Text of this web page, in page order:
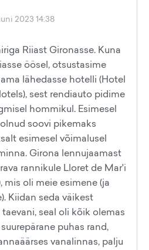
2023 14:38
Riiast Gironasse. Kuna
öösel, otsustasime
lähedasse hotelli (Hotel
sest rendiauto pidime
hommikul. Esimesel
soovi pikemaks
esimesel võimalusel
Girona lennujaamast
rannikule Lloret de Mar'i
mis oli meie esimene (ja
Kiidan seda väikest
seal oli kõik olemas
puhas rand,
vanalinnas, palju